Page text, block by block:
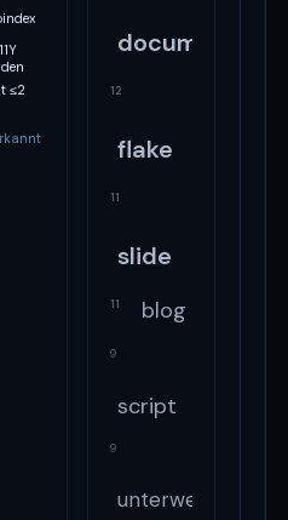
≤2
document
12
flake
11
slide
11 blog
9
script
9
unterwegs